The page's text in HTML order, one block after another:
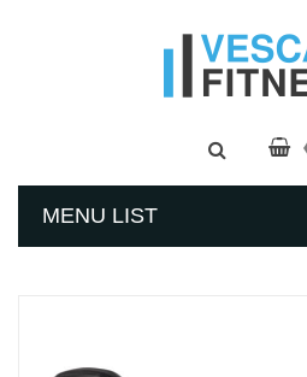
MENU LIST